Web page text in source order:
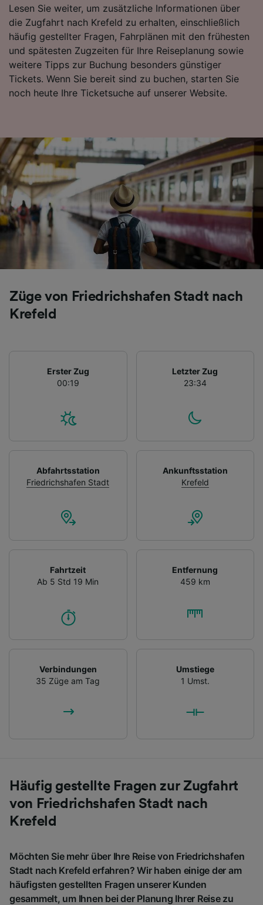
Lesen Sie weiter, um zusätzliche Informationen über
die Zugfahrt nach Krefeld zu erhalten, einschließlich
häufig gestellter Fragen, Fahrplänen mit den frühesten
und spätesten Zugzeiten für Ihre Reiseplanung sowie
weitere Tipps zur Buchung besonders günstiger
Tickets. Wenn Sie bereit sind zu buchen, starten Sie
noch heute Ihre Ticketsuche auf unserer Website.
Züge von Friedrichshafen Stadt nach
Krefeld
Erster Zug
00:19
Letzter Zug
23:34
Abfahrtsstation
Friedrichshafen Stadt
Ankunftsstation
Krefeld
Fahrtzeit
Ab 5 Std 19 Min
Entfernung
459 km
Verbindungen
35 Züge am Tag
Umstiege
1 Umst.
Häufig gestellte Fragen zur Zugfahrt
von Friedrichshafen Stadt nach
Krefeld
Möchten Sie mehr über Ihre Reise von Friedrichshafen
Stadt nach Krefeld erfahren? Wir haben einige der am
häufigsten gestellten Fragen unserer Kunden
gesammelt, um Ihnen bei der Planung Ihrer Reise zu
verwendet, wenn Sie uns gebeten haben, Ihr
Surfverhalten nicht zu verfolgen.
Wir und unsere Partner verarbeiten Daten, um
Folgendes bereitzustellen:
Verwendung genauer Standortdaten.
Endgeräteeigenschaften zur Identifikation
aktiv abfragen. Speichern von oder Zugriff auf
Inhalten, Zielgruppenforschung sowie
Entwicklung und Verbesserung von
Angeboten.
Liste der Partner (Lieferanten)